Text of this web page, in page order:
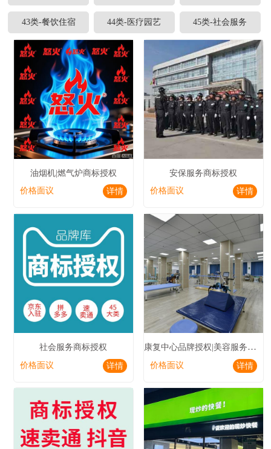
43类-餐饮住宿 44类-医疗园艺 45类-社会服务
油烟机|燃气炉商标授权
价格面议
详情
安保服务商标授权
价格面议
详情
社会服务商标授权
价格面议
详情
康复中心品牌授权|美容服务商标授权
价格面议 详情